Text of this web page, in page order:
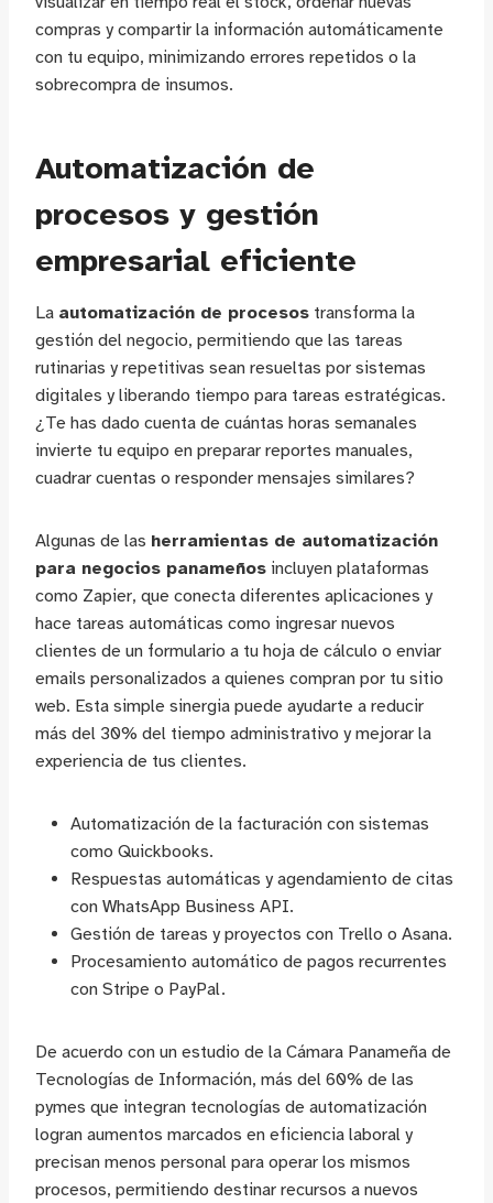
compras y compartir la información automáticamente
con tu equipo, minimizando errores repetidos o la
sobrecompra de insumos.
Automatización de
procesos y gestión
empresarial eficiente
La automatización de procesos transforma la
gestión del negocio, permitiendo que las tareas
rutinarias y repetitivas sean resueltas por sistemas
digitales y liberando tiempo para tareas estratégicas.
¿Te has dado cuenta de cuántas horas semanales
invierte tu equipo en preparar reportes manuales,
cuadrar cuentas o responder mensajes similares?
Algunas de las herramientas de automatización
para negocios panameños incluyen plataformas
como Zapier, que conecta diferentes aplicaciones y
hace tareas automáticas como ingresar nuevos
clientes de un formulario a tu hoja de cálculo o enviar
emails personalizados a quienes compran por tu sitio
web. Esta simple sinergia puede ayudarte a reducir
más del 30% del tiempo administrativo y mejorar la
experiencia de tus clientes.
Automatización de la facturación con sistemas
como Quickbooks.
Respuestas automáticas y agendamiento de citas
con WhatsApp Business API.
Gestión de tareas y proyectos con Trello o Asana.
Procesamiento automático de pagos recurrentes
con Stripe o PayPal.
De acuerdo con un estudio de la Cámara Panameña de
Tecnologías de Información, más del 60% de las
pymes que integran tecnologías de automatización
logran aumentos marcados en eficiencia laboral y
precisan menos personal para operar los mismos
procesos, permitiendo destinar recursos a nuevos